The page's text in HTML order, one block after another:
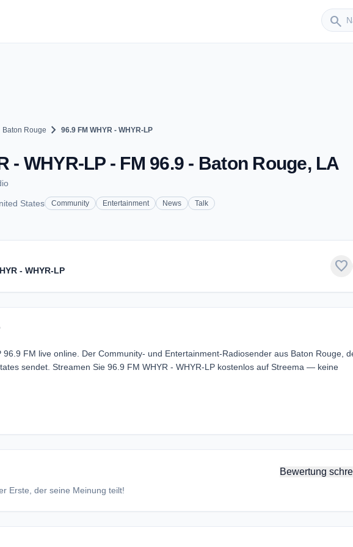
search
Sender
Baton Rouge chevron_right 96.9 FM WHYR - WHYR-LP
- WHYR-LP - FM 96.9 - Baton Rouge, LA
States Community Entertainment News Talk
- WHYR-LP favorite
96.9 FM live online. Der Community- und Entertainment-Radiosender aus Baton Rouge,
sendet. Streamen Sie 96.9 FM WHYR - WHYR-LP kostenlos auf Streema — keine
Bewertung
Erste, der seine Meinung teilt!